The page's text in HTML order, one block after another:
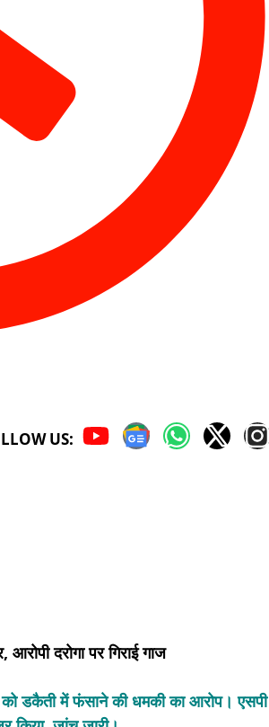
US:
दरोगा पर गिराई गाज
को डकैती में फंसाने की धमकी का आरोप। एसपी